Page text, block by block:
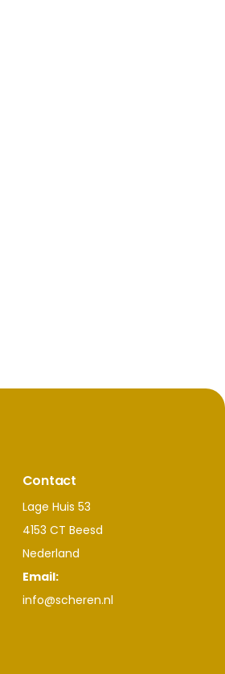
Contact
Lage Huis 53
4153 CT Beesd
Nederland
Email:
info@scheren.nl